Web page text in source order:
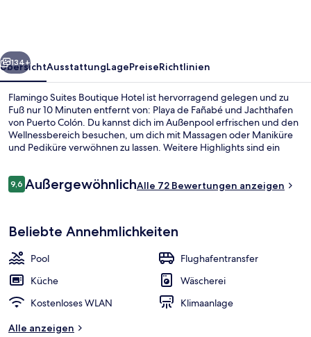
Weiter
134+
ÜbersichtAusstattungLagePreiseRichtlinien
Flamingo Suites Boutique Hotel ist hervorragend gelegen und zu
Fuß nur 10 Minuten entfernt von: Playa de Fañabé und Jachthafen
von Puerto Colón. Du kannst dich im Außenpool erfrischen und den
Wellnessbereich besuchen, um dich mit Massagen oder Maniküre
und Pediküre verwöhnen zu lassen. Weitere Highlights sind ein
Bewertungen
9,69,6 von 10.
AußergewöhnlichAlle 72 Bewertungen anzeigen
Beliebte Annehmlichkeiten
Pool
Flughafentransfer
Küche
Wäscherei
Kostenloses WLAN
Klimaanlage
Alle anzeigen